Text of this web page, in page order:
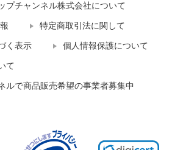
プチャンネル株式会社について
特定商取引法に関して
く表示 個人情報保護について
て
ルで商品販売希望の事業者募集中